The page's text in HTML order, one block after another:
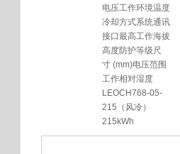
电压工作环境温度
冷却方式系统通讯
接口最高工作海拔
高度防护等级尺
寸 (mm)电压范围
工作相对湿度
LEOCH768-05-
215（风冷）
215kWh